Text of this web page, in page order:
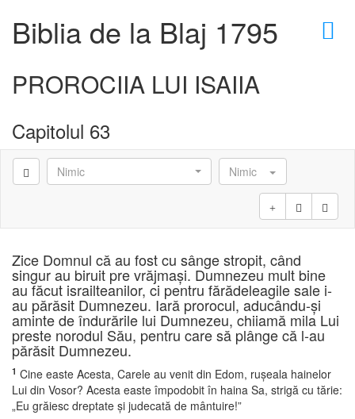
×
Biblia de la Blaj 1795
PROROCIIA LUI ISAIIA
Capitolul 63
Nimic Nimic
Zice Domnul că au fost cu sânge stropit, când
singur au biruit pre vrăjmaşi. Dumnezeu mult bine
au făcut israilteanilor, ci pentru fărădeleagile sale i-
au părăsit Dumnezeu. Iară prorocul, aducându-şi
aminte de îndurările lui Dumnezeu, chiiamă mila Lui
preste norodul Său, pentru care să plânge că l-au
părăsit Dumnezeu.
1 Cine easte Acesta, Carele au venit din Edom, ruşeala hainelor
Lui din Vosor? Acesta easte împodobit în haina Sa, strigă cu tărie:
„Eu grăiesc dreptate şi judecată de mântuire!”